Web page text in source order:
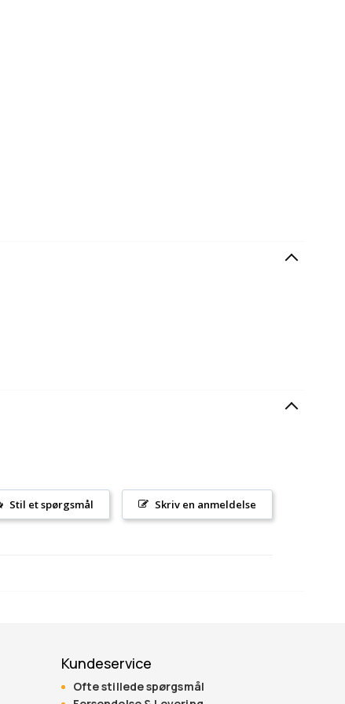
Skriv en anmeldelse
Stil et spørgsmål
Kundeservice
Ofte stillede spørgsmål